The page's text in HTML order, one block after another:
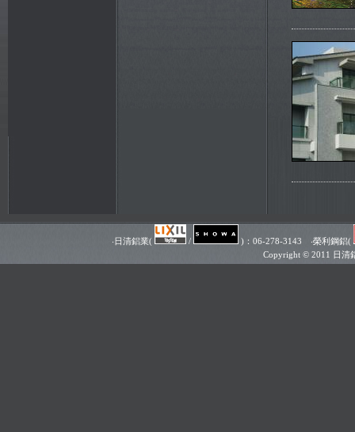
‧日清鋁業( /
)：06-278-3143 ‧榮利鋼鋁(
Copyright © 2011 日清